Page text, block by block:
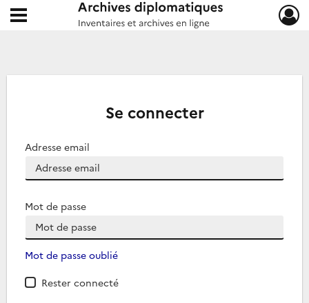
Archives diplomatiques
Ouvrir le menu déroulant
Se connecter
Adresse email
Mot de passe
Mot de passe oublié
Rester connecté